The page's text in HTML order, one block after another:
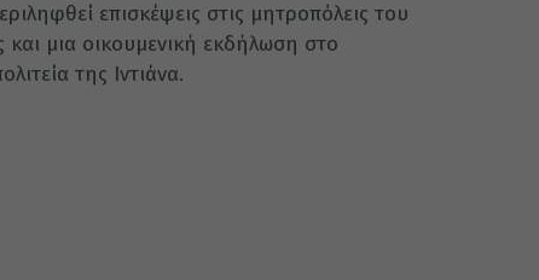
επισκέψεις στις μητροπόλεις του
μια οικουμενική εκδήλωση στο
της Ιντιάνα.